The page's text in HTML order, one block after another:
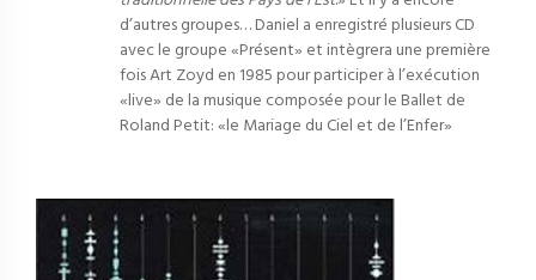
d’autres groupes… Daniel a enregistré plusieurs CD
avec le groupe «Présent» et intègrera une première
fois Art Zoyd en 1985 pour participer à l’exécution
«live» de la musique composée pour le Ballet de
Roland Petit: «le Mariage du Ciel et de l’Enfer»